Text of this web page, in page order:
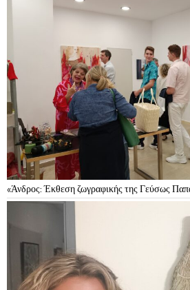
«Άνδρος: Έκθεση ζωγραφικής της Γεύσως